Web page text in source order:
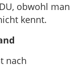
obwohl man
kennt.
nach